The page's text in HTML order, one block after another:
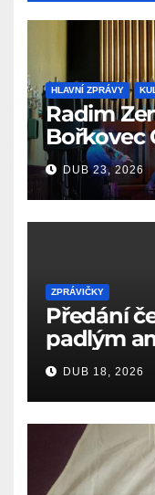
HLAVNÍ ZPRÁVY
Radim
Bořkovec
Ašské
spojením
DUB 23, 2026
ZPRÁVIČKY
Předání
padlým
k 81.
(18.4.1945)
DUB 18, 2026